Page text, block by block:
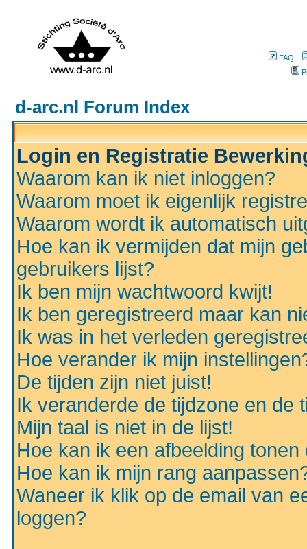
FAQ
d-arc.nl Forum Index
Login en Registratie
Waarom kan ik niet inloggen?
Waarom moet ik eigenlijk
Waarom wordt ik automatisch
Hoe kan ik vermijden dat mijn
gebruikers lijst?
Ik ben mijn wachtwoord kwijt!
Ik ben geregistreerd maar kan
Ik was in het verleden
Hoe verander ik mijn
De tijden zijn niet juist!
Ik veranderde de tijdzone en de
Mijn taal is niet in de lijst!
Hoe kan ik een afbeelding
Hoe kan ik mijn rang
Waneer ik klik op de email van
loggen?